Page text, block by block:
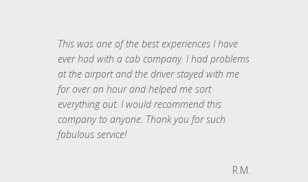
This was one of the best experiences I have
ever had with a cab company. I had problems
at the airport and the driver stayed with me
for over an hour and helped me sort
everything out. I would recommend this
company to anyone. Thank you for such
fabulous service!
R.M.